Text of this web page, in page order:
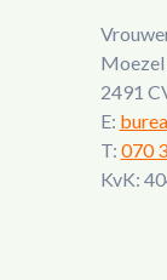
2491
E:
T: 070
KvK: